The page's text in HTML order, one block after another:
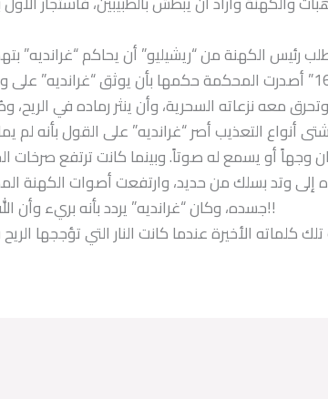
“1634” أصدرت المحكمة حكمها بأن يوثق
معه نزعاته السحرية، وأن ينثر رماده في
أنواع التعذيب أصر “غرانديه” على القول بأنه
وجهاً أو يسمع له صوتاً. وبينما كانت ترتفع صرخات
إلى وتد بسلك من حديد، وارتفعت أصوات الكهنة
جسده، وكان “غرانديه” يردد بأنه بريء وأن الله يعلم بأنه بريء وأن في السماء إلهاً سيحاكمهم!!
كلماته الأخيرة عندما كانت النار التي تؤججها